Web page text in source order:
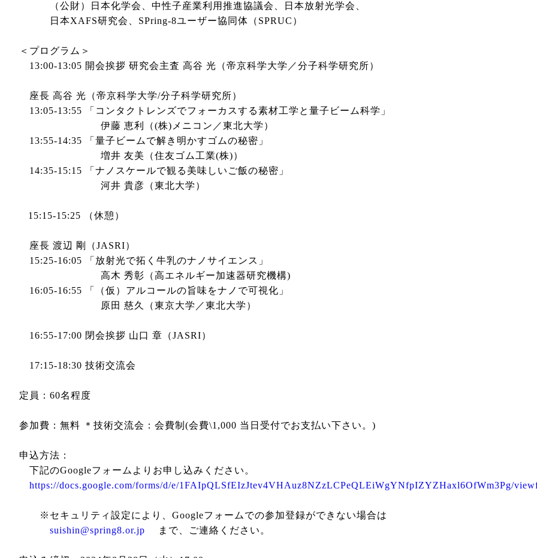
（公財）日本化学会、中性子産業利用推進協議会、日本放射光学会、
日本XAFS研究会、SPring-8ユーザー協同体（SPRUC）
＜プログラム＞
13:00-13:05 開会挨拶 研究会主査 高谷 光（帝京科学大学／分子科学研究所）
座長 高谷 光（帝京科学大学/分子科学研究所）
13:05-13:55 「コンタクトレンズでフォーカスする素材工学と量子ビーム科学」
伊藤 恵利（(株)メニコン／東北大学）
13:55-14:35 「量子ビームで解き明かすゴムの秘密」
増井 友美（住友ゴム工業(株)）
14:35-15:15 「ナノスケールで観る美味しいご飯の秘密」
河井 貴彦（東北大学）
15:15-15:25 （休憩）
座長 渡辺 剛（JASRI）
15:25-16:05 「放射光で拓く牛乳のナノサイエンス」
高木 秀彰（高エネルギー加速器研究機構)
16:05-16:55 「（仮）アルコールの旨味をナノで可視化」
原田 慈久（東京大学／東北大学）
16:55-17:00 閉会挨拶 山口 章（JASRI）
17:15-18:30 技術交流会
定員：60名程度
参加費：無料 ＊技術交流会：会費制(会費\1,000 当日受付でお支払い下さい。)
申込方法：
下記のGoogleフォームよりお申し込みください。
https://docs.google.com/forms/d/e/1FAIpQLSfEIzJtev4VHAuz8NZzLCPeQLEiWgYNfpIZYZHaxl6OfWm3Pg/
※セキュリティ設定により、Googleフォームでの参加登録ができない場合は
suishin@spring8.or.jp まで、ご連絡ください。